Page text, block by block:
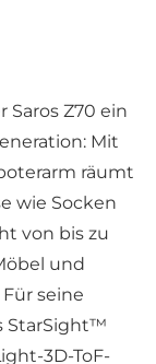
Saros Z70 ein
Mit
räumt
wie Socken
von bis zu
und
seine
StarSight™
3D-ToF-